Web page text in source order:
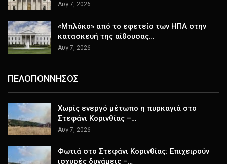
Αυγ 7, 2026
«Μπλόκο» από το εφετείο των ΗΠΑ στην
κατασκευή της αίθουσας…
Αυγ 7, 2026
ΠΕΛΟΠΟΝΝΗΣΟΣ
Χωρίς ενεργό μέτωπο η πυρκαγιά στο
Στεφάνι Κορινθίας –…
Αυγ 7, 2026
Φωτιά στο Στεφάνι Κορινθίας: Επιχειρούν
ισχυρές δυνάμεις –…